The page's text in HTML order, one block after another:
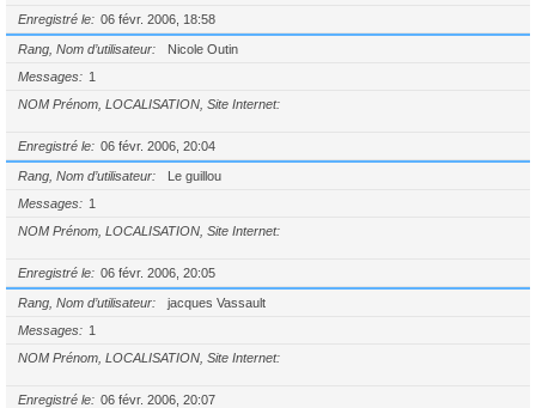
Enregistré le
06 févr. 2006, 18:58
Rang, Nom d’utilisateur
Nicole Outin
Messages
1
NOM Prénom, LOCALISATION, Site Internet
Enregistré le 06 févr. 2006, 20:04
Rang, Nom d’utilisateur
Le guillou
Messages
1
NOM Prénom, LOCALISATION, Site Internet
Enregistré le 06 févr. 2006, 20:05
Rang, Nom d’utilisateur
jacques Vassault
Messages
1
NOM Prénom, LOCALISATION, Site Internet
Enregistré le 06 févr. 2006, 20:07